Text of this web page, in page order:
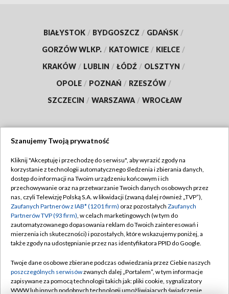
BIAŁYSTOK / BYDGOSZCZ / GDAŃSK /
GORZÓW WLKP. / KATOWICE / KIELCE /
KRAKÓW / LUBLIN / ŁÓDŹ / OLSZTYN /
OPOLE / POZNAŃ / RZESZÓW /
SZCZECIN / WARSZAWA / WROCŁAW
TVP
Abonament TVP
Emisja w TVP
Centrum informacji TVP
Naziemna Telewizja Cyfrowa
Rada Programowa
System NOS
Regulamin TVP
Polityka prywatności
Moje zgody
Pomoc
Kontakt
Szanujemy Twoją prywatność
Kliknij "Akceptuję i przechodzę do serwisu", aby wyrazić zgody na
korzystanie z technologii automatycznego śledzenia i zbierania danych,
dostęp do informacji na Twoim urządzeniu końcowym i ich
przechowywanie oraz na przetwarzanie Twoich danych osobowych przez
nas, czyli Telewizję Polską S.A. w likwidacji (zwaną dalej również „TVP”),
Zaufanych Partnerów z IAB* (1201 firm) oraz pozostałych Zaufanych
Partnerów TVP (93 firm), w celach marketingowych (w tym do
zautomatyzowanego dopasowania reklam do Twoich zainteresowań i
mierzenia ich skuteczności) i pozostałych, które wskazujemy poniżej, a
także zgody na udostępnianie przez nas identyfikatora PPID do Google.
Twoje dane osobowe zbierane podczas odwiedzania przez Ciebie naszych
poszczególnych serwisówzwanych dalej „Portalem”, w tym informacje
zapisywane za pomocą technologii takich jak: pliki cookie, sygnalizatory
WWW lub innych podobnych technologii umożliwiających świadczenie